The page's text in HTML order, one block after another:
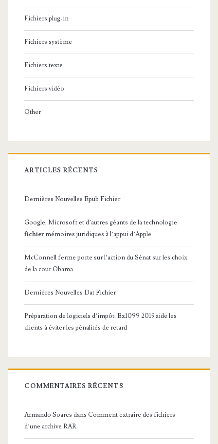
Fichiers plug-in
Fichiers système
Fichiers texte
Fichiers vidéo
Other
ARTICLES RÉCENTS
Dernières Nouvelles Epub Fichier
Google, Microsoft et d’autres géants de la technologie
fichier mémoires juridiques à l’appui d’Apple
McConnell ferme porte sur l’action du Sénat sur les choix
de la cour Obama
Dernières Nouvelles Dat Fichier
Préparation de logiciels d’impôt: Ez1099 2015 aide les
clients à éviter les pénalités de retard
COMMENTAIRES RÉCENTS
Armando Soares dans Comment extraire des fichiers
d’une archive RAR